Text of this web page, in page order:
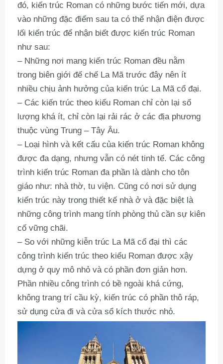
đó, kiến trúc Roman có những bước tiến mới, dựa
vào những đặc điểm sau ta có thể nhận điện được
lối kiến trúc để nhận biết được kiến trúc Roman
như sau:
– Những nơi mang kiến trúc Roman đều nằm
trong biên giới đế chế La Mã trước đây nên ít
nhiều chịu ảnh hưởng của kiến trúc La Mã cổ đại.
– Các kiến trúc theo kiểu Roman chỉ còn lại số
lượng khá ít, chỉ còn lại rải rác ở các địa phương
thuộc vùng Trung – Tây Âu.
– Loại hình và kết cấu của kiến trúc Roman không
được đa dạng, nhưng vẫn có nét tinh tế. Các công
trình kiến trúc Roman đa phần là dành cho tôn
giáo như: nhà thờ, tu viện. Cũng có nơi sử dụng
kiến trúc này trong thiết kế nhà ở và đặc biệt là
những công trình mang tính phòng thủ cần sự kiên
cố vững chãi.
– So với những kiễn trúc La Mã cổ đại thì các
công trình kiến trúc theo kiểu Roman được xậy
dựng ở quy mô nhỏ và có phần đơn giản hơn.
Phần nhiều công trình có bề ngoài khá cứng,
không trang trí cầu kỳ, kiến trúc có phần thô ráp,
sử dụng cửa đi và cửa sổ kích thước nhỏ.